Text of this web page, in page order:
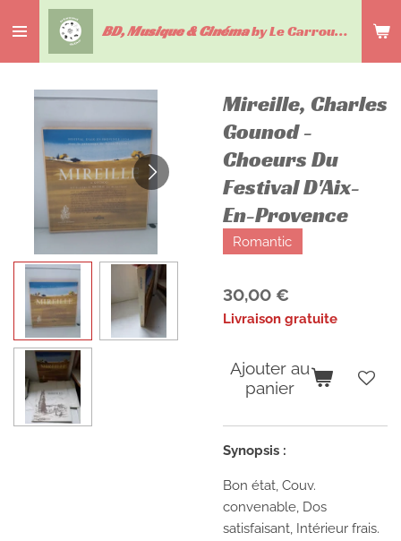
au
contenu
BD, Musique & Cinémaby Le Carrousel du livre
Mireille, Charles
Gounod -
Choeurs Du
Festival D'Aix-
En-Provence
Romantic
30,00 €
Livraison gratuite
Ajouter au
panier
Synopsis :
Bon état, Couv.
convenable, Dos
satisfaisant, Intérieur frais.